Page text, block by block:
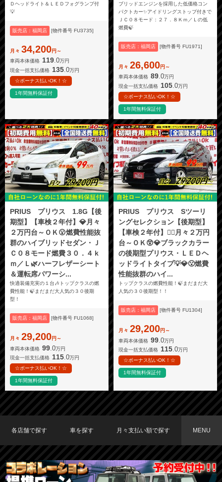
Ｄヘッドライト＆ＬＥＤフォグランプ付
💡
販売店：福岡店 [物件番号 FU3735]
月々 34,200円～
車両本体価格 119.0万円
現金一括支払価格 135 .0万円
☆ボーナス払いOK！☆
1年間無料保証付
ブリッドエンジンを採用した低価格コン
パクトカー✨アイドリングストップ付きで
ＪＣ０８モード：２７．８Ｋｍ／Ｌの低
燃費🍃
販売店：福岡店 [物件番号 FU1971]
月々 26,600円～
車両本体価格 89.0万円
現金一括支払価格 105 .0万円
☆ボーナス払いOK！☆
1年間無料保証付
PRIUS プリウス 1.8G【後
期型】【車検２年付】💎月々
２万円台～ＯＫ😮燃費性能抜
群のハイブリッドセダン・Ｊ
Ｃ０８モード燃費３０．４ｋ
ｍ／Ｌ🌿ハーフレザーシート
＆運転席パワーシ...
快適装備充実の１台🎶トップクラスの燃
費性能！🍃まだまだ大人気の３０後期
型！
販売店：福岡店 [物件番号 FU1068]
月々 29,200円～
車両本体価格 99 .0万円
現金一括支払価格 115.0万円
☆ボーナス払いOK！☆
1年間無料保証付
PRIUS プリウス Sツーリ
ングセレクション【後期型】
【車検２年付】🏳️‍🌈月々２万円
台～ＯＫ😲💎ブラックカラー
の後期型プリウス・ＬＥＤヘ
ッドライトタイプ💡💎😮燃費
性能抜群のハイ...
トップクラスの燃費性能！🍃まだまだ大
人気の３０後期型！！
販売店：福岡店 [物件番号 FU1304]
月々 29,200円～
車両本体価格 99 .0万円
現金一括支払価格 115.0万円
☆ボーナス払いOK！☆
1年間無料保証付
各店舗で探す
TOKYO店在庫車両
大阪店在庫車両
福岡店在庫車両
車を探す
車種で探す
メーカーで探す
月々支払い額で探す
〜19,999円
20,000円〜29,999円
30,000円〜39,999円
40,000円〜49,999円
50,000円〜
MENU